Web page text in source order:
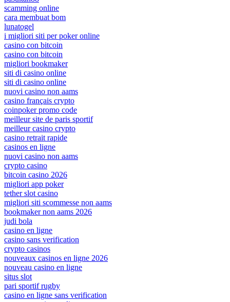
scamming online
cara membuat bom
lunatogel
i migliori siti per poker online
casino con bitcoin
casino con bitcoin
migliori bookmaker
siti di casino online
siti di casino online
nuovi casino non aams
casino français crypto
coinpoker promo code
meilleur site de paris sportif
meilleur casino crypto
casino retrait rapide
casinos en ligne
nuovi casino non aams
crypto casino
bitcoin casino 2026
migliori app poker
tether slot casino
migliori siti scommesse non aams
bookmaker non aams 2026
judi bola
casino en ligne
casino sans verification
crypto casinos
nouveaux casinos en ligne 2026
nouveau casino en ligne
situs slot
pari sportif rugby
casino en ligne sans verification